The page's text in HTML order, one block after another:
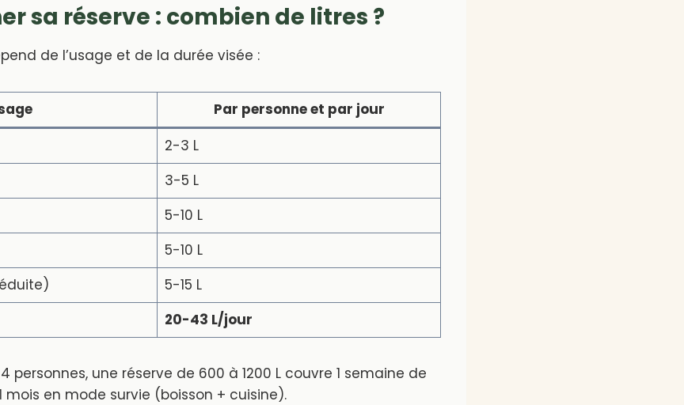
sa réserve : combien de litres ?
de l’usage et de la durée visée :
Par personne et par jour
2-3 L
3-5 L
5-10 L
5-10 L
5-15 L
20-43 L/jour
personnes, une réserve de 600 à 1200 L couvre 1 semaine de
mois en mode survie (boisson + cuisine).